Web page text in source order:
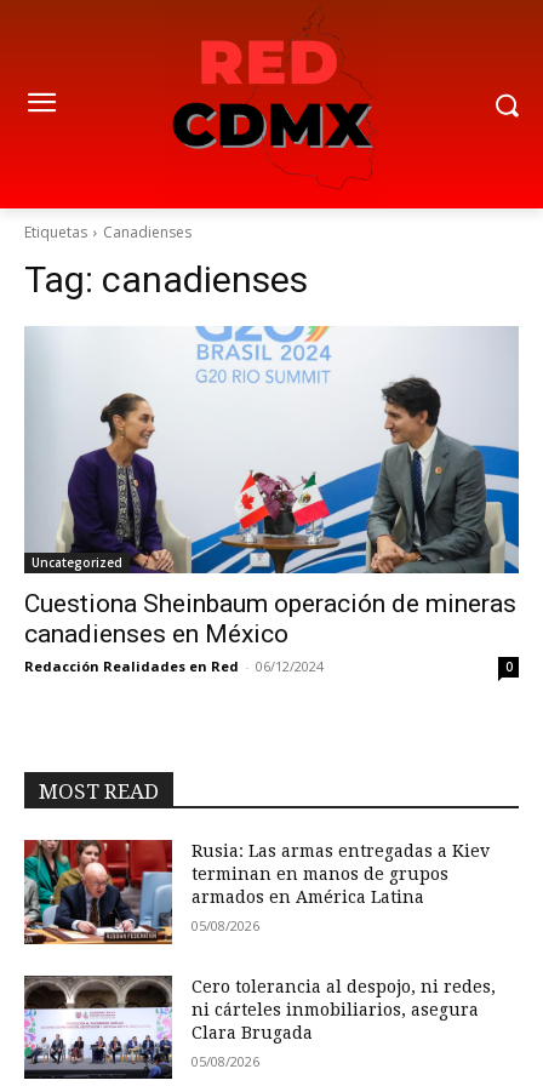
Etiquetas Canadienses
Tag: canadienses
Uncategorized
Cuestiona Sheinbaum operación de mineras
canadienses en México
Redacción Realidades en Red - 06/12/2024 0
MOST READ
Rusia: Las armas entregadas a Kiev
terminan en manos de grupos
armados en América Latina
05/08/2026
Cero tolerancia al despojo, ni redes,
ni cárteles inmobiliarios, asegura
Clara Brugada
05/08/2026